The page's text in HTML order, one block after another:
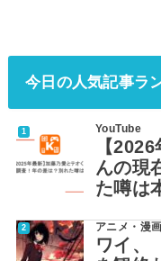
今日の人気記事ラ
YouTube
【
んの現
た噂は
アニメ・漫画
ワイ、